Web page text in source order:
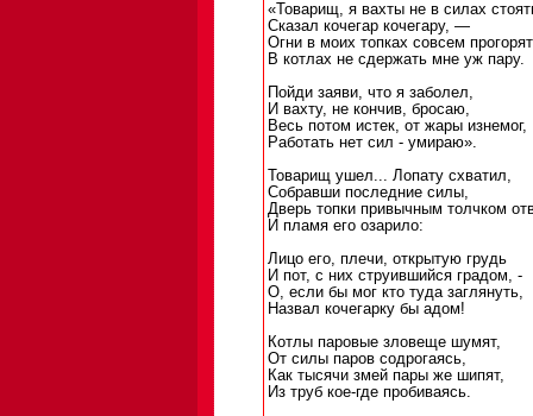
«Товарищ, я вахты не в силах
Сказал кочегар кочегару, —
Огни в моих топках совсем
В котлах не сдержать мне уж пару.
Пойди заяви, что я заболел,
И вахту, не кончив, бросаю,
Весь потом истек, от жары изнемог,
Работать нет сил - умираю».
Товарищ ушел... Лопату схватил,
Собравши последние силы,
Дверь топки привычным толчком
И пламя его озарило:
Лицо его, плечи, открытую грудь
И пот, с них струившийся градом, -
О, если бы мог кто туда заглянуть,
Назвал кочегарку бы адом!
Котлы паровые зловеще шумят,
От силы паров содрогаясь,
Как тысячи змей пары же шипят,
Из труб кое-где пробиваясь.